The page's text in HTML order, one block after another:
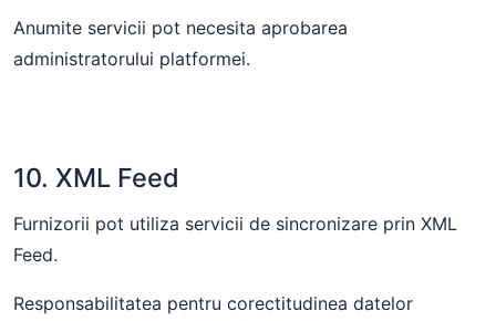
Anumite servicii pot necesita aprobarea
administratorului platformei.
10. XML Feed
Furnizorii pot utiliza servicii de sincronizare prin XML
Feed.
Responsabilitatea pentru corectitudinea datelor